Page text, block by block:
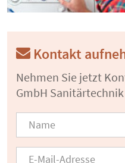
Kontakt
Nehmen Sie jetzt
GmbH